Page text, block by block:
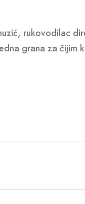
rukovodilac
grana za čijim